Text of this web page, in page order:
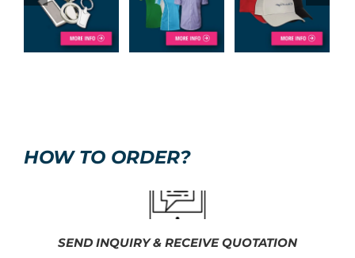
HOW TO ORDER?
SEND INQUIRY & RECEIVE QUOTATION